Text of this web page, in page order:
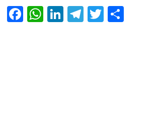
Facebook
WhatsApp
LinkedIn
Telegram
Twitter